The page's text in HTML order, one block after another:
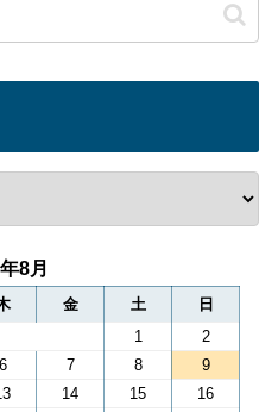
8月
金 土
日
1
2
6 7 8
9
14 15
16